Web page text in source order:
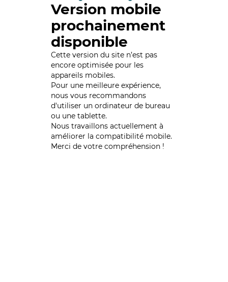
Version mobile
prochainement
disponible
Cette version du site n’est pas
encore optimisée pour les
appareils mobiles.
Pour une meilleure expérience,
nous vous recommandons
d'utiliser un ordinateur de bureau
ou une tablette.
Nous travaillons actuellement à
améliorer la compatibilité mobile.
Merci de votre compréhension !